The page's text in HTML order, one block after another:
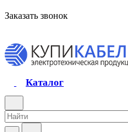
Заказать звонок
Каталог